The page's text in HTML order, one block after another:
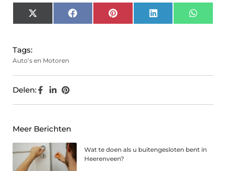
X
(Twitter)
FacebookPinterest LinkedIn
Tags:
Auto’s en Motoren
Delen:
Meer Berichten
Wat te doen als u buitengesloten bent in
Heerenveen?